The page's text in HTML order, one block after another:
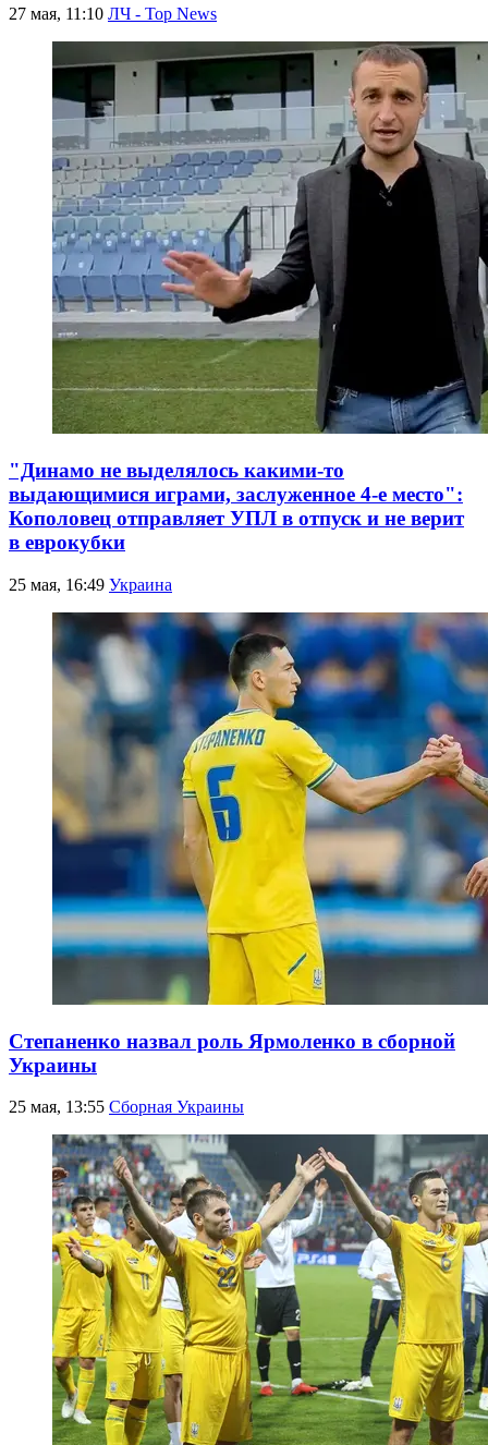
27 мая, 11:10 ЛЧ - Top News
"Динамо не выделялось какими-то
выдающимися играми, заслуженное 4-е место":
Кополовец отправляет УПЛ в отпуск и не верит
в еврокубки
25 мая, 16:49 Украина
Степаненко назвал роль Ярмоленко в сборной
Украины
25 мая, 13:55 Сборная Украины